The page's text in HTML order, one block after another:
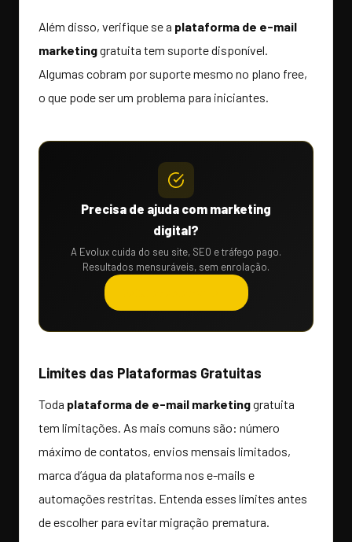
Além disso, verifique se a plataforma de e-mail
marketinggratuita tem suporte disponível.
Algumas cobram por suporte mesmo no plano free,
o que pode ser um problema para iniciantes.
Precisa de ajuda com marketing
digital?
A Evolux cuida do seu site, SEO e tráfego pago.
Resultados mensuráveis, sem enrolação.
Limites das Plataformas Gratuitas
Toda plataforma de e-mail marketinggratuita
tem limitações. As mais comuns são: número
máximo de contatos, envios mensais limitados,
marca d’água da plataforma nos e-mails e
automações restritas. Entenda esses limites antes
de escolher para evitar migração prematura.